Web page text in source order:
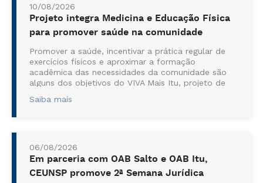
10/08/2026
Projeto integra Medicina e Educação Física
para promover saúde na comunidade
Promover a saúde, incentivar a prática regular de
exercícios físicos e aproximar a formação
acadêmica das necessidades da comunidade são
alguns dos objetivos do VIVA Mais Itu, projeto de
Saiba mais
06/08/2026
Em parceria com OAB Salto e OAB Itu,
CEUNSP promove 2ª Semana Jurídica